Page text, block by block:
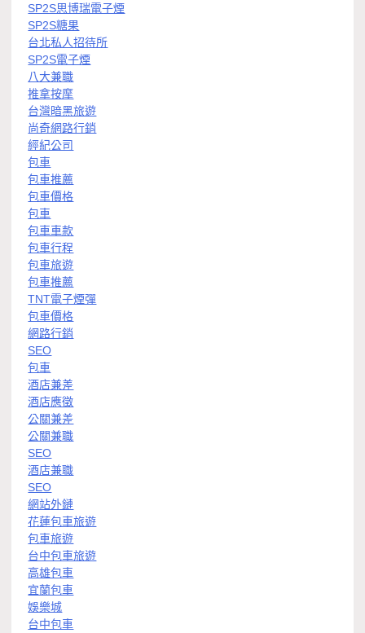
SP2S思博瑞電子煙
SP2S糖果
台北私人招待所
SP2S電子煙
八大兼職
推拿按摩
台灣暗黑旅遊
尚奇網路行銷
經紀公司
包車
包車推薦
包車價格
包車
包車車款
包車行程
包車旅遊
包車推薦
TNT電子煙彈
包車價格
網路行銷
SEO
包車
酒店兼差
酒店應徵
公關兼差
公關兼職
SEO
酒店兼職
SEO
網站外鏈
花蓮包車旅遊
包車旅遊
台中包車旅遊
高雄包車
宜蘭包車
娛樂城
台中包車